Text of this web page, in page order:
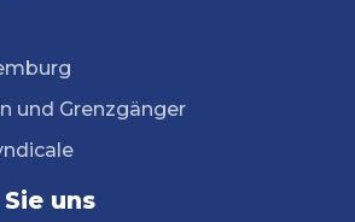
und Grenzgänger
uns